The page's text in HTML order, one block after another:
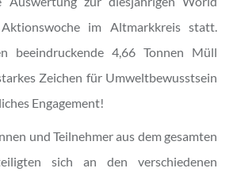
im Altmarkkreis statt.
beeindruckende 4,66 Tonnen Müll
Zeichen für Umweltbewusstsein
Engagement!
und Teilnehmer aus dem gesamten
sich an den verschiedenen